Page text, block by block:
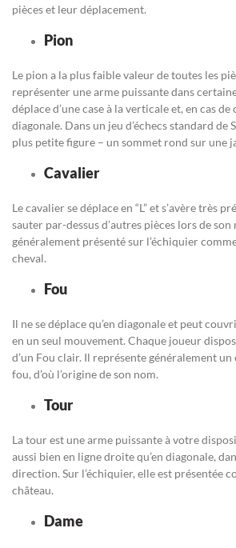
pièces et leur déplacement.
Pion
Le pion a la plus faible valeur de toutes les
représenter une arme puissante dans
déplace d’une case à la verticale et, en cas de
diagonale. Dans un jeu d’échecs standard de
plus petite figure – un sommet rond sur une
Cavalier
Le cavalier se déplace en “L” et s’avère très
sauter par-dessus d’autres pièces lors de
généralement présenté sur l’échiquier
cheval.
Fou
Il ne se déplace qu’en diagonale et peut
en un seul mouvement. Chaque joueur
d’un Fou clair. Il représente généralement
fou, d’où l’origine de son nom.
Tour
La tour est une arme puissante à votre
aussi bien en ligne droite qu’en diagonale,
direction. Sur l’échiquier, elle est présentée
château.
Dame